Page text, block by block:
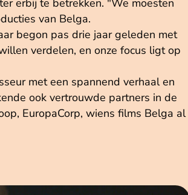
van Belga.
begon pas drie jaar geleden met
verdelen, en onze focus ligt op
met een spannend verhaal en
ook vertrouwde partners in de
EuropaCorp, wiens films Belga al